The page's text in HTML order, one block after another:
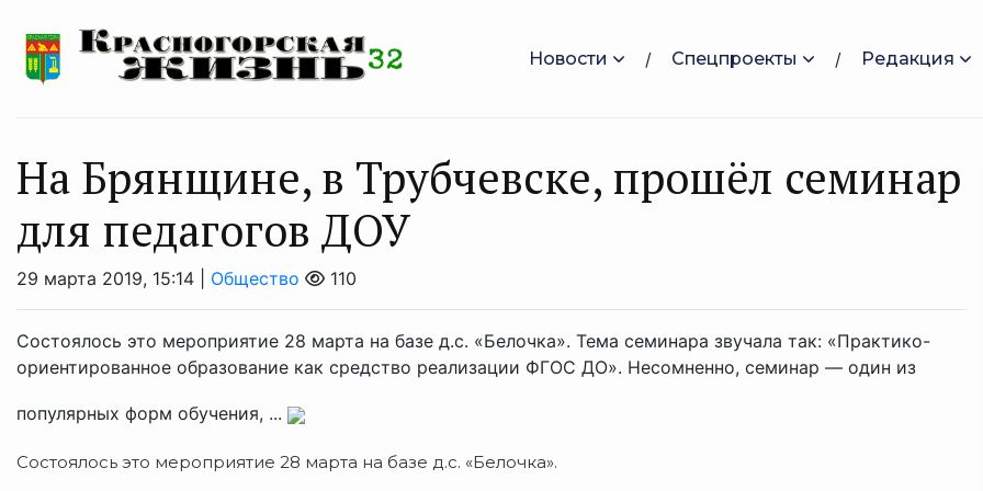
Новости Спецпроекты Редакция
На Брянщине, в Трубчевске, прошёл семинар
для педагогов ДОУ
29 марта 2019, 15:14 | Общество 110
Состоялось это мероприятие 28 марта на базе д.с. «Белочка». Тема семинара звучала так: «Практико-
ориентированное образование как средство реализации ФГОС ДО». Несомненно, семинар — один из
популярных форм обучения, ...
Состоялось это мероприятие 28 марта на базе д.с. «Белочка».